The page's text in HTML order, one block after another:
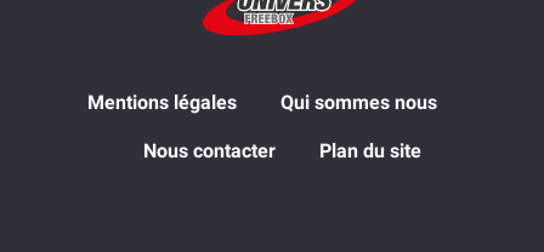
Mentions légales Qui sommes nous
Nous contacter Plan du site